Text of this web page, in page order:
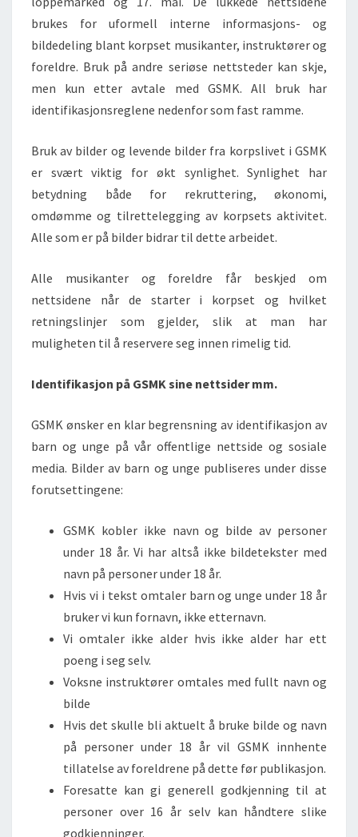
brukes for uformell interne informasjons- og
bildedeling blant korpset musikanter, instruktører og
foreldre. Bruk på andre seriøse nettsteder kan skje,
men kun etter avtale med GSMK. All bruk har
identifikasjonsreglene nedenfor som fast ramme.
Bruk av bilder og levende bilder fra korpslivet i GSMK
er svært viktig for økt synlighet. Synlighet har
betydning både for rekruttering, økonomi,
omdømme og tilrettelegging av korpsets aktivitet.
Alle som er på bilder bidrar til dette arbeidet.
Alle musikanter og foreldre får beskjed om
nettsidene når de starter i korpset og hvilket
retningslinjer som gjelder, slik at man har
muligheten til å reservere seg innen rimelig tid.
Identifikasjon på GSMK sine nettsider mm.
GSMK ønsker en klar begrensning av identifikasjon av
barn og unge på vår offentlige nettside og sosiale
media. Bilder av barn og unge publiseres under disse
forutsettingene:
GSMK kobler ikke navn og bilde av personer
under 18 år. Vi har altså ikke bildetekster med
navn på personer under 18 år.
Hvis vi i tekst omtaler barn og unge under 18 år
bruker vi kun fornavn, ikke etternavn.
Vi omtaler ikke alder hvis ikke alder har ett
poeng i seg selv.
Voksne instruktører omtales med fullt navn og
bilde
Hvis det skulle bli aktuelt å bruke bilde og navn
på personer under 18 år vil GSMK innhente
tillatelse av foreldrene på dette før publikasjon.
Foresatte kan gi generell godkjenning til at
personer over 16 år selv kan håndtere slike
godkjenninger.